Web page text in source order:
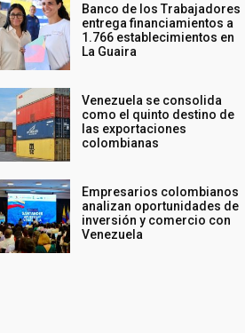
Banco de los Trabajadores
entrega financiamientos a
1.766 establecimientos en
La Guaira
Venezuela se consolida
como el quinto destino de
las exportaciones
colombianas
Empresarios colombianos
analizan oportunidades de
inversión y comercio con
Venezuela